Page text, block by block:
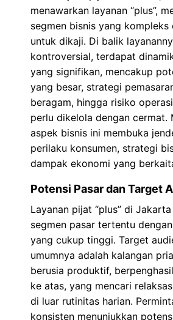
menawarkan layanan “plus”,
segmen bisnis yang kompleks
untuk dikaji. Di balik
kontroversial, terdapat
yang signifikan, mencakup
yang besar, strategi
beragam, hingga risiko
perlu dikelola dengan cermat.
aspek bisnis ini membuka
perilaku konsumen, strategi
dampak ekonomi yang
Potensi Pasar dan Target
Layanan pijat “plus” di
segmen pasar tertentu
yang cukup tinggi. Target
umumnya adalah kalangan
berusia produktif,
ke atas, yang mencari
di luar rutinitas harian.
konsisten menunjukkan